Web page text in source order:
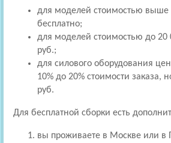
для моделей стоимостью выше
бесплатно;
для моделей стоимостью до 20
руб.;
для силового оборудования
10% до 20% стоимости заказа,
руб.
Для бесплатной сборки есть
вы проживаете в Москве или в